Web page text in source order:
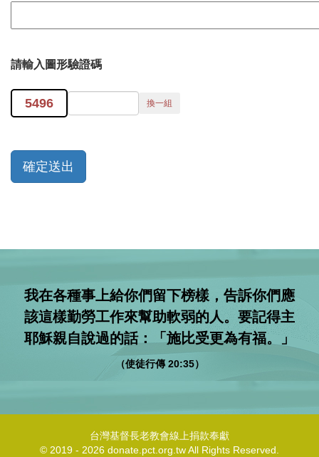
請輸入圖形驗證碼
5496
我在各種事上給你們留下榜樣，告訴你們應
該這樣勤勞工作來幫助軟弱的人。要記得主
耶穌親自說過的話：「施比受更為有福。」
（使徒行傳 20:35）
台灣基督長老教會線上捐款奉獻
© 2019 - 2026 donate.pct.org.tw All Rights Reserved.